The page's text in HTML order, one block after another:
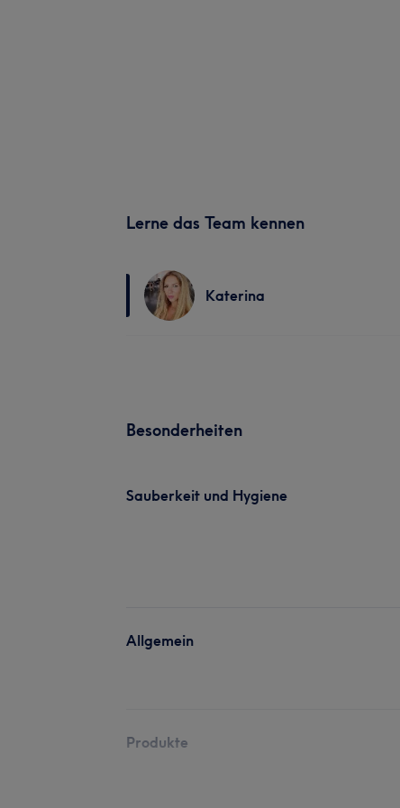
Lerne das Team kennen
Katerina
Besonderheiten
Sauberkeit und Hygiene
Allgemein
Produkte